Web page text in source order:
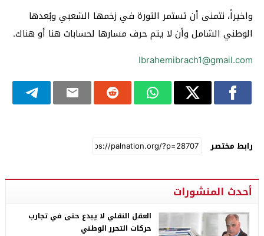
واخيراً، نتمنى أن تستمر الثورة في زخمها الشعبي وبُعدها
الوطني الشامل وأن لا يتم حرف مسارها لحسابات هنا أو هناك.
Ibrahemibrach1@gmail.com
رابط مختصر
أحدث المنشورات
العقل النقلي لا يبدع حتى في تجارب
حركات التحرر الوطني